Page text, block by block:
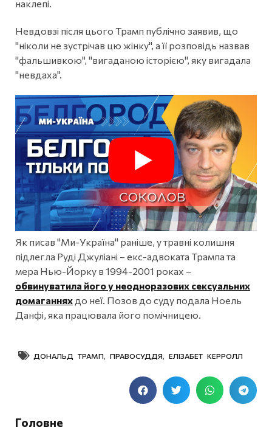
наклепі.
Невдовзі після цього Трамп публічно заявив, що
"ніколи не зустрічав цю жінку", а її розповідь назвав
"фальшивкою", "вигаданою історією", яку вигадала
"невдаха".
Як писав "Ми-Україна" раніше, у травні колишня
підлегла Руді Джуліані – екс-адвоката Трампа та
мера Нью-Йорку в 1994-2001 роках –
обвинуватила його у неодноразових сексуальних
домаганнях до неї. Позов до суду подала Ноель
Данфі, яка працювала його помічницею.
ДОНАЛЬД ТРАМП ПРАВОСУДДЯ ЕЛІЗАБЕТ КЕРРОЛЛ
Головне